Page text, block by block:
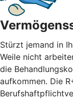
Stürzt jemand in
Weile nicht
die
aufkommen. Die